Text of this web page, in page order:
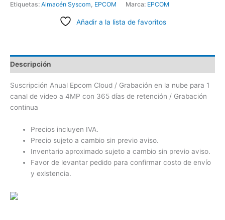
Etiquetas: Almacén Syscom, EPCOM Marca: EPCOM
Añadir a la lista de favoritos
Descripción
Suscripción Anual Epcom Cloud / Grabación en la nube para 1
canal de video a 4MP con 365 días de retención / Grabación
continua
Precios incluyen IVA.
Precio sujeto a cambio sin previo aviso.
Inventario aproximado sujeto a cambio sin previo aviso.
Favor de levantar pedido para confirmar costo de envío
y existencia.